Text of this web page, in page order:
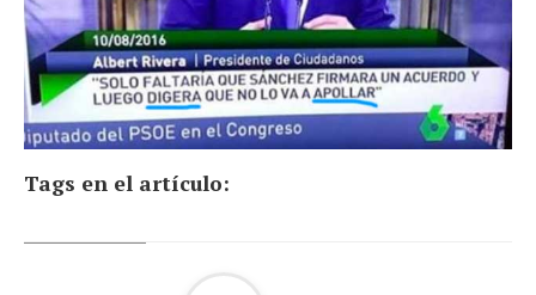
Tags en el artículo: